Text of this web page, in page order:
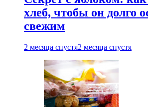
хлеб, чтобы он долго
свежим
2 месяца спустя2 месяца спустя